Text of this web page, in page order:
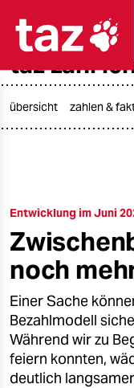
öko
gesellschaft
kultur
sport
berlin
taz zahl
übersicht zahlen &
Entwicklung im Juni
noch
Einer Sache
Bezahlmodell
Während wir zu
feiern konnten,
deutlich